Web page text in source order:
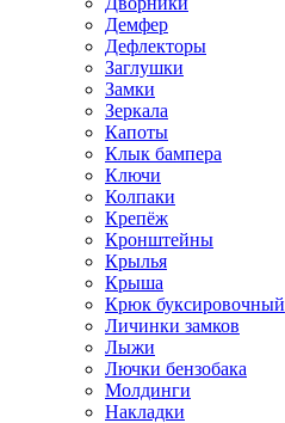
Демфер
Дефлекторы
Заглушки
Замки
Зеркала
Капоты
Клык бампера
Ключи
Колпаки
Крепёж
Кронштейны
Крылья
Крыша
Крюк буксировочный
Личинки замков
Лыжи
Лючки бензобака
Молдинги
Накладки